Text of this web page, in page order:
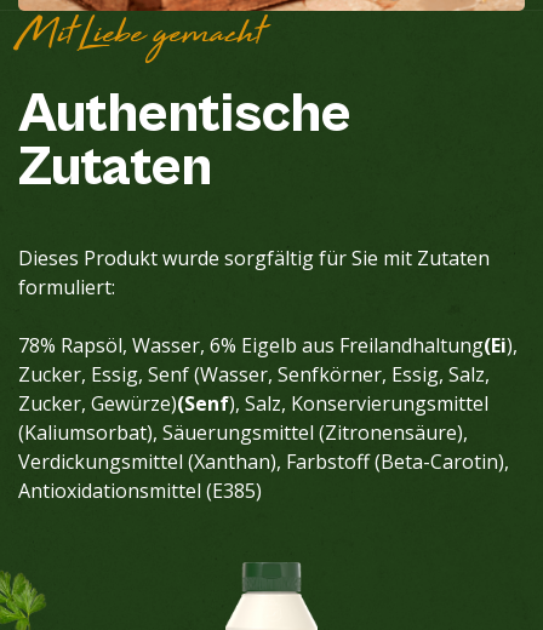
Mit Liebe gemacht
Authentische
Zutaten
Dieses Produkt wurde sorgfältig für Sie mit Zutaten
formuliert:
78% Rapsöl, Wasser, 6% Eigelb aus Freilandhaltung(Ei),
Zucker, Essig, Senf (Wasser, Senfkörner, Essig, Salz,
Zucker, Gewürze)(Senf), Salz, Konservierungsmittel
(Kaliumsorbat), Säuerungsmittel (Zitronensäure),
Verdickungsmittel (Xanthan), Farbstoff (Beta-Carotin),
Antioxidationsmittel (E385)